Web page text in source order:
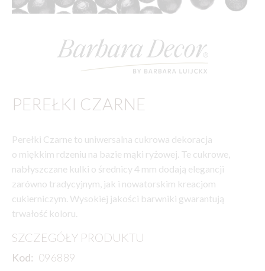
PEREŁKI CZARNE
Perełki Czarne to uniwersalna cukrowa dekoracja
o miękkim rdzeniu na bazie mąki ryżowej. Te cukrowe,
nabłyszczane kulki o średnicy 4 mm dodają elegancji
zarówno tradycyjnym, jak i nowatorskim kreacjom
cukierniczym. Wysokiej jakości barwniki gwarantują
trwałość koloru.
SZCZEGÓŁY PRODUKTU
Kod: 096889